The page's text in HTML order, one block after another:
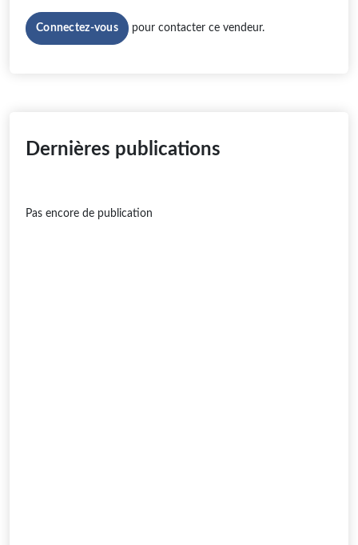
Connectez-vous pour contacter ce vendeur.
Dernières publications
Pas encore de publication